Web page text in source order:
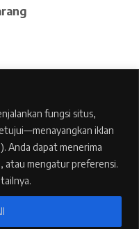
fungsi situs,
iklan
Anda dapat menerima
atau mengatur preferensi.